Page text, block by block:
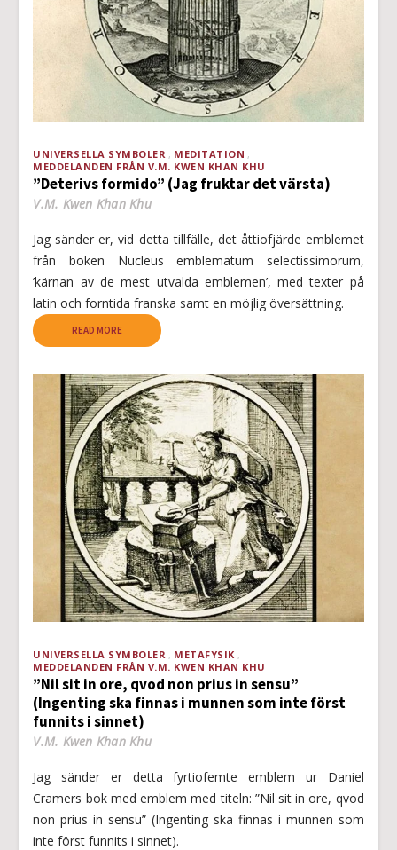
UNIVERSELLA SYMBOLER
MEDITATION
MEDDELANDEN FRÅN V.M. KWEN KHAN KHU
”Deterivs formido” (Jag fruktar det värsta)
V.M. Kwen Khan Khu
Jag sänder er, vid detta tillfälle, det åttiofjärde emblemet
från boken Nucleus emblematum selectissimorum,
’kärnan av de mest utvalda emblemen’, med texter på
latin och forntida franska samt en möjlig översättning.
READ MORE
UNIVERSELLA SYMBOLER
METAFYSIK
MEDDELANDEN FRÅN V.M. KWEN KHAN KHU
”Nil sit in ore, qvod non prius in sensu”
(Ingenting ska finnas i munnen som inte först
funnits i sinnet)
V.M. Kwen Khan Khu
Jag sänder er detta fyrtiofemte emblem ur Daniel
Cramers bok med emblem med titeln: ”Nil sit in ore, qvod
non prius in sensu” (Ingenting ska finnas i munnen som
inte först funnits i sinnet).